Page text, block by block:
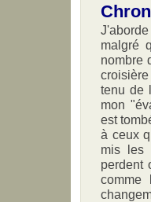
malgré
nombre
tenu de
mon
est
à ceux
mis les
perdent
comme